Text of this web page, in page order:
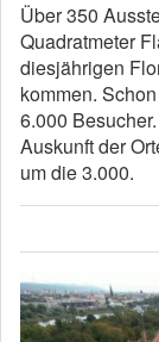
Über 350
Quadratmeter
diesjährigen
kommen.
6.000
Auskunft der
um die 3.000.